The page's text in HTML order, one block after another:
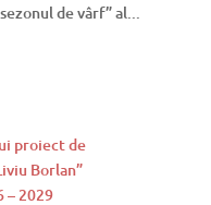
de vârf” al...
proiect de
Borlan”
– 2029